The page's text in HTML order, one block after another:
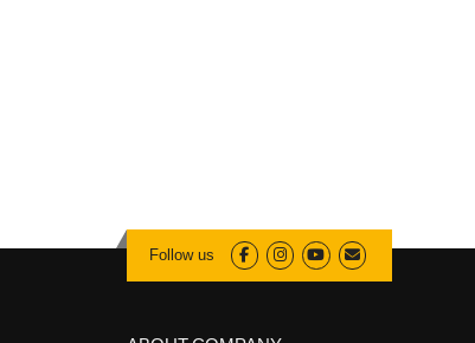
Follow us